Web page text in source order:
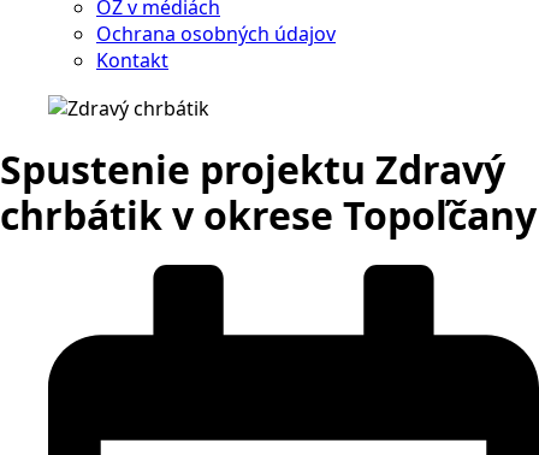
OZ v médiách
Ochrana osobných údajov
Kontakt
Spustenie projektu Zdravý
chrbátik v okrese Topoľčany